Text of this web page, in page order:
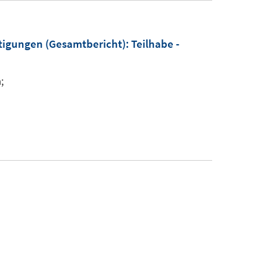
(Gesamtbericht): Teilhabe -